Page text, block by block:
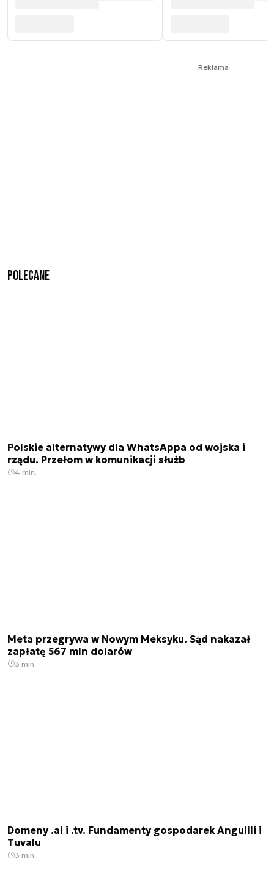
Reklama
Polecane
Polskie alternatywy dla WhatsAppa od wojska i
rządu. Przełom w komunikacji służb
4 min.
Meta przegrywa w Nowym Meksyku. Sąd nakazał
zapłatę 567 mln dolarów
3 min.
Domeny .ai i .tv. Fundamenty gospodarek Anguilli i
Tuvalu
3 min.